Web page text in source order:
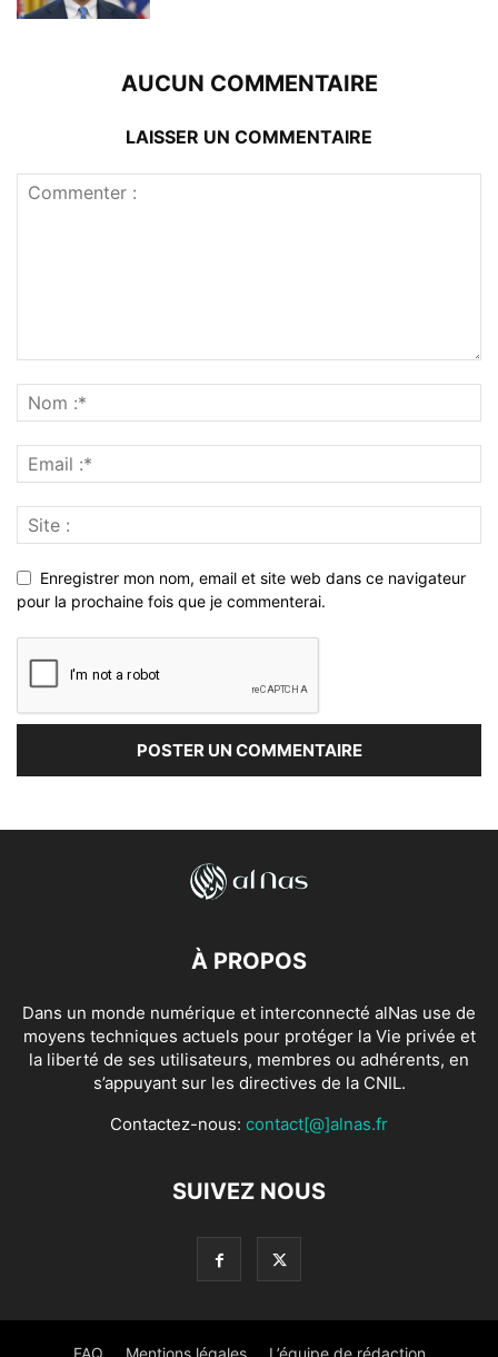
AUCUN COMMENTAIRE
LAISSER UN COMMENTAIRE
Enregistrer mon nom, email et site web dans ce navigateur
pour la prochaine fois que je commenterai.
À PROPOS
Dans un monde numérique et interconnecté alNas use de
moyens techniques actuels pour protéger la Vie privée et
la liberté de ses utilisateurs, membres ou adhérents, en
s’appuyant sur les directives de la CNIL.
Contactez-nous: contact[@]alnas.fr
SUIVEZ NOUS
FAQ Mentions légales L’équipe de rédaction